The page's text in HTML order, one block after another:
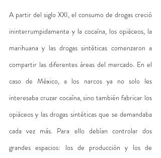
A partir del siglo XXI, el consumo de drogas creció
ininterrumpidamente y la cocaína, los opiáceos, la
marihuana y las drogas sintéticas comenzaron a
compartir las diferentes áreas del mercado. En el
caso de México, a los narcos ya no solo les
interesaba cruzar cocaína, sino también fabricar los
opiáceos y las drogas sintéticas que se demandaba
cada vez más. Para ello debían controlar dos
grandes espacios: los de producción y los de